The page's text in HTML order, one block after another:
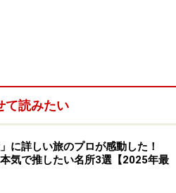
ファサードのバラ窓と、その下
心掛けていること。何も考え
て読みたい
」に詳しい旅のプロが感動した！
気で推したい名所3選【2025年最